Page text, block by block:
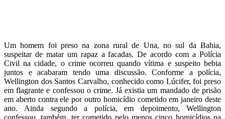
Um homem foi preso na zona rural de Una, no sul da Bahia,
suspeitar de matar um rapaz a facadas. De acordo com a Polícia
Civil na cidade, o crime ocorreu quando vítima e suspeito bebia
juntos e acabaram tendo uma discussão. Conforme a polícia,
Wellington dos Santos Carvalho, conhecido como Lúcifer, foi preso
em flagrante e confessou o crime. Já existia um mandado de prisão
em aberto contra ele por outro homicídio cometido em janeiro deste
ano. Ainda segundo a polícia, em depoimento, Wellington
confessou, também, ter cometido pelo menos cinco homicídios na